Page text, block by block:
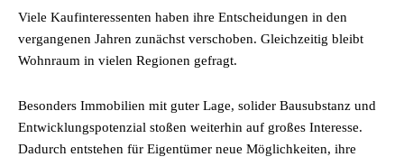
Viele Kaufinteressenten haben ihre Entscheidungen in den
vergangenen Jahren zunächst verschoben. Gleichzeitig bleibt
Wohnraum in vielen Regionen gefragt.
Besonders Immobilien mit guter Lage, solider Bausubstanz und
Entwicklungspotenzial stoßen weiterhin auf großes Interesse.
Dadurch entstehen für Eigentümer neue Möglichkeiten, ihre